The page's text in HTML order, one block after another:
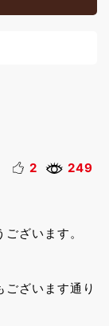
2 249
ざいます。
ございます通り